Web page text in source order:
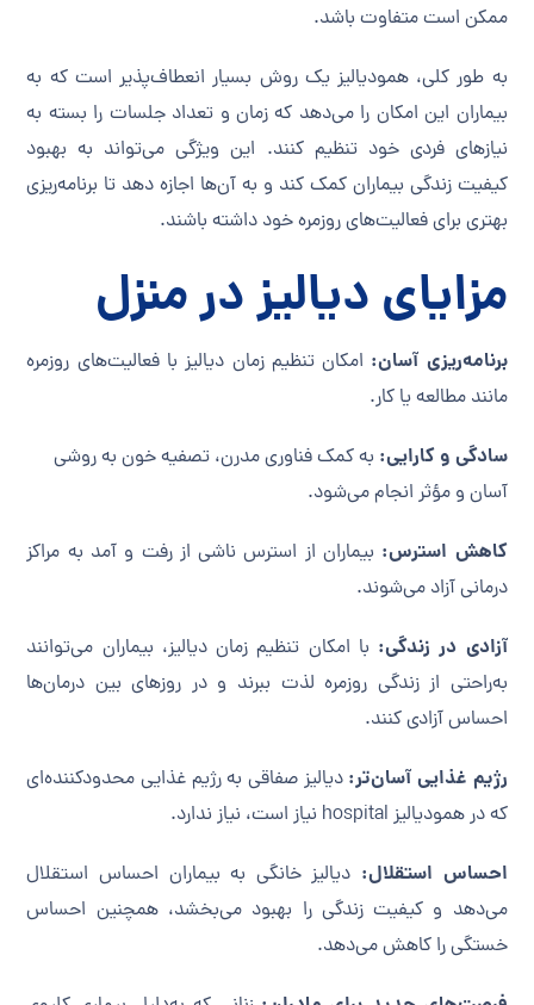
ممکن است متفاوت باشد.
به طور کلی، همودیالیز یک روش بسیار انعطاف‌پذیر است که به
بیماران این امکان را می‌دهد که زمان و تعداد جلسات را بسته به
نیازهای فردی خود تنظیم کنند. این ویژگی می‌تواند به بهبود
کیفیت زندگی بیماران کمک کند و به آن‌ها اجازه دهد تا برنامه‌ریزی
بهتری برای فعالیت‌های روزمره خود داشته باشند.
مزایای دیالیز در منزل
برنامه‌ریزی آسان: امکان تنظیم زمان دیالیز با فعالیت‌های روزمره
مانند مطالعه یا کار.
سادگی و کارایی: به کمک فناوری مدرن، تصفیه خون به روشی
آسان و مؤثر انجام می‌شود.
کاهش استرس: بیماران از استرس ناشی از رفت و آمد به مراکز
درمانی آزاد می‌شوند.
آزادی در زندگی: با امکان تنظیم زمان دیالیز، بیماران می‌توانند
به‌راحتی از زندگی روزمره لذت ببرند و در روزهای بین درمان‌ها
احساس آزادی کنند.
رژیم غذایی آسان‌تر: دیالیز صفاقی به رژیم غذایی محدودکننده‌ای
که در همودیالیز hospital نیاز است، نیاز ندارد.
احساس استقلال: دیالیز خانگی به بیماران احساس استقلال
می‌دهد و کیفیت زندگی را بهبود می‌بخشد، همچنین احساس
خستگی را کاهش می‌دهد.